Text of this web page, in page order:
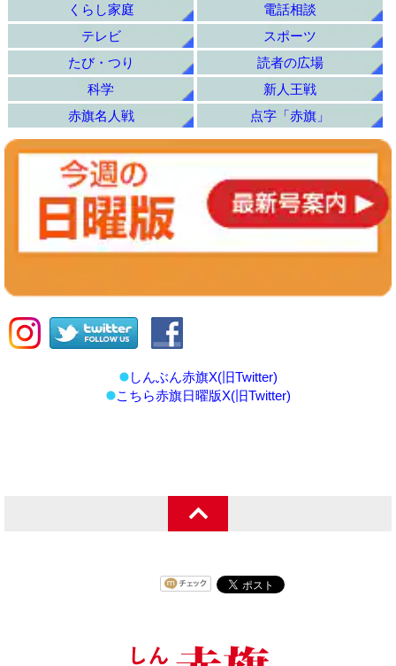
くらし家庭
電話相談
テレビ
スポーツ
たび・つり
読者の広場
科学
新人王戦
赤旗名人戦
点字「赤旗」
しんぶん赤旗X(旧Twitter)
こちら赤旗日曜版X(旧Twitter)